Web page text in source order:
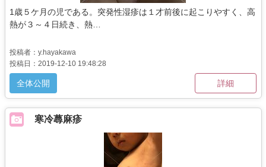
1歳５ケ月の児である。突発性湿疹は１才前後に起こりやすく、高
熱が３～４日続き、熱…
投稿者：y.hayakawa
投稿日：2019-12-10 19:48:28
詳細
全体公開
寒冷蕁麻疹